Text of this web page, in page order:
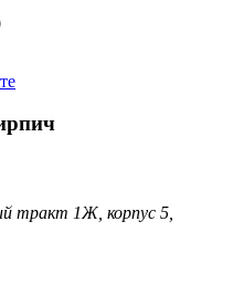
тракт 1Ж, корпус 5,